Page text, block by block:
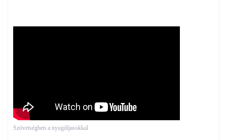
Szövetségben a nyugdíjasokkal